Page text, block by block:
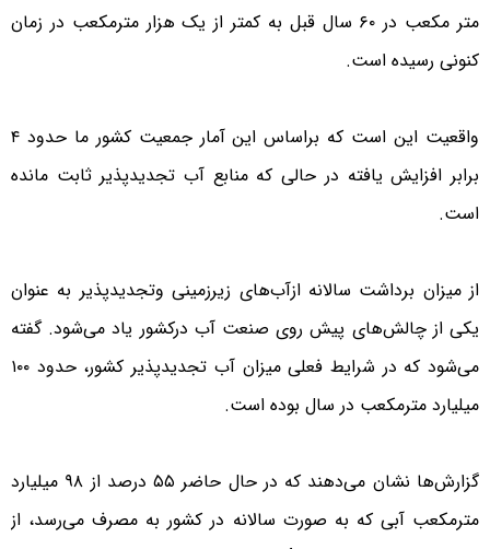
متر مکعب در ۶۰ سال قبل به کمتر از یک هزار مترمکعب در زمان
کنونی رسیده است.
واقعیت این است که براساس این آمار جمعیت کشور ما حدود ۴
برابر افزایش یافته در حالی که منابع آب تجدیدپذیر ثابت مانده
است.
از میزان برداشت سالانه ازآب‌های زیرزمینی وتجدیدپذیر به عنوان
یکی از چالش‌های پیش روی صنعت آب درکشور یاد می‌شود. گفته
می‌شود که در شرایط فعلی میزان آب تجدیدپذیر کشور، حدود ۱۰۰
میلیارد مترمکعب در سال بوده است.
گزارش‌ها نشان می‌دهند که در حال حاضر ۵۵ درصد از ۹۸ میلیارد
مترمکعب آبی که به صورت سالانه در کشور به مصرف می‌رسد، از